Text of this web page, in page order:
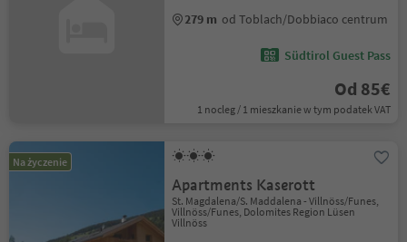
279 m od Toblach/Dobbiaco centrum
Südtirol Guest Pass
Od 85€
1 nocleg / 1 mieszkanie w tym podatek VAT
Na życzenie
Apartments Kaserott
St. Magdalena/S. Maddalena - Villnöss/Funes,
Villnöss/Funes, Dolomites Region Lüsen
Villnöss